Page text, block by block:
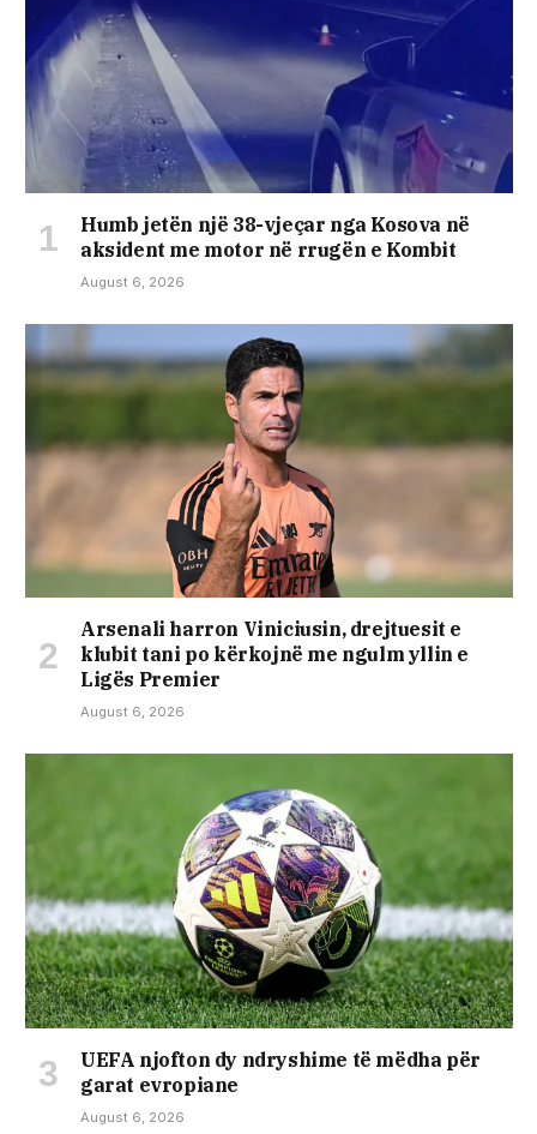
Humb jetën një 38-vjeçar nga Kosova në
aksident me motor në rrugën e Kombit
August 6, 2026
Arsenali harron Viniciusin, drejtuesit e
klubit tani po kërkojnë me ngulm yllin e
Ligës Premier
August 6, 2026
UEFA njofton dy ndryshime të mëdha për
garat evropiane
August 6, 2026